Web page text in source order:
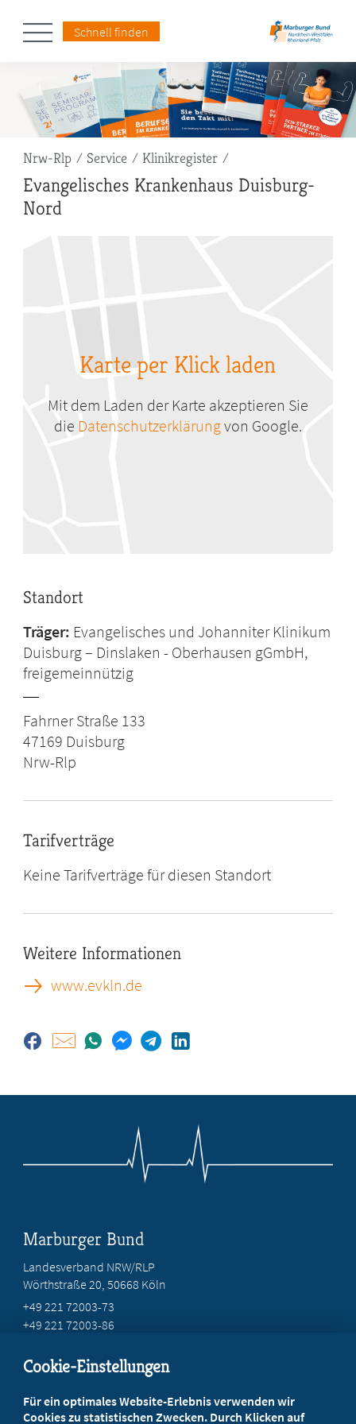
Schnell finden
Pfadnavigation
Nrw-Rlp Service Klinikregister
Evangelisches Krankenhaus Duisburg-
Nord
Karte per Klick laden
Mit dem Laden der Karte akzeptieren Sie
die Datenschutzerklärungvon Google.
Standort
Träger: Evangelisches und Johanniter Klinikum
Duisburg – Dinslaken - Oberhausen gGmbH,
freigemeinnützig
Fahrner Straße 133
47169 Duisburg
Nrw-Rlp
Tarifverträge
Keine Tarifverträge für diesen Standort
Weitere Informationen
www.evkln.de
Marburger Bund
Landesverband NRW/RLP
Wörthstraße 20, 50668 Köln
+49 221 72003-73
+49 221 72003-86
Ihr Landesverband berät Sie!
Cookie-Einstellungen
Für ein optimales Website-Erlebnis verwenden wir
Cookies zu statistischen Zwecken. Durch Klicken auf